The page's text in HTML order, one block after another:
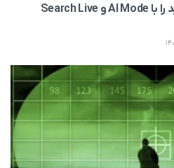
گوگل جستجوی صوتی اندروید را با AI Mode و Search Live